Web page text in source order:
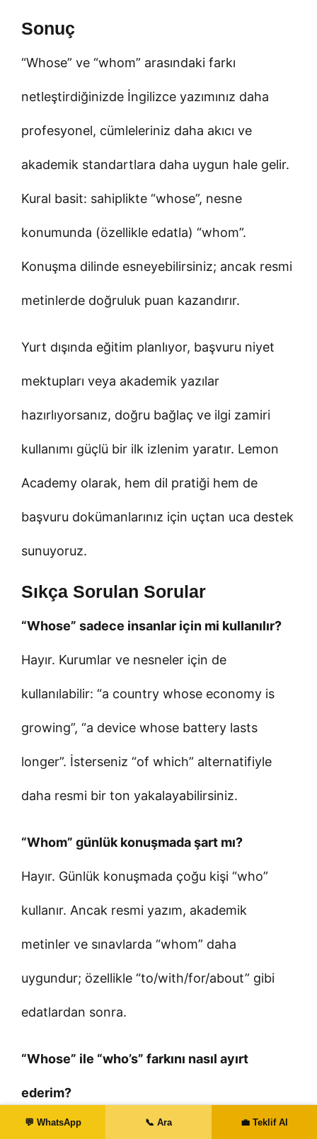
Sonuç
“Whose” ve “whom” arasındaki farkı
netleştirdiğinizde İngilizce yazımınız daha
profesyonel, cümleleriniz daha akıcı ve
akademik standartlara daha uygun hale gelir.
Kural basit: sahiplikte “whose”, nesne
konumunda (özellikle edatla) “whom”.
Konuşma dilinde esneyebilirsiniz; ancak resmi
metinlerde doğruluk puan kazandırır.
Yurt dışında eğitim planlıyor, başvuru niyet
mektupları veya akademik yazılar
hazırlıyorsanız, doğru bağlaç ve ilgi zamiri
kullanımı güçlü bir ilk izlenim yaratır. Lemon
Academy olarak, hem dil pratiği hem de
başvuru dokümanlarınız için uçtan uca destek
sunuyoruz.
Sıkça Sorulan Sorular
“Whose” sadece insanlar için mi kullanılır?
Hayır. Kurumlar ve nesneler için de
kullanılabilir: “a country whose economy is
growing”, “a device whose battery lasts
longer”. İsterseniz “of which” alternatifiyle
daha resmi bir ton yakalayabilirsiniz.
“Whom” günlük konuşmada şart mı?
Hayır. Günlük konuşmada çoğu kişi “who”
kullanır. Ancak resmi yazım, akademik
metinler ve sınavlarda “whom” daha
uygundur; özellikle “to/with/for/about” gibi
edatlardan sonra.
“Whose” ile “who’s” farkını nasıl ayırt
ederim?
“Whose” iyelik bildirir ve ardından isim gelir.
💬 WhatsApp 📞 Ara 💼 Teklif Al